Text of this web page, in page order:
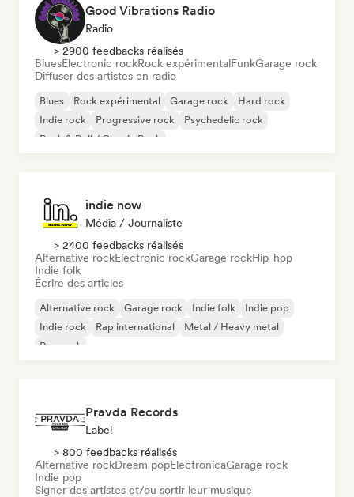
Good Vibrations Radio
Radio
> 2900 feedbacks réalisés
BluesElectronic rockRock expérimentalFunkGarage rock
Diffuser des artistes en radio
Blues Rock expérimental Garage rock
Hard rock
Indie rock
Progressive rock
Psychedelic rock
Rock & Roll / Classic Rock
indie now
Média / Journaliste
> 2400 feedbacks réalisés
Alternative rockElectronic rockGarage rockHip-hop
Indie folk
Écrire des articles
Alternative rock Garage rock Indie folk
Indie pop
Indie rock
Rap international
Metal / Heavy metal
Pop rock
Pravda Records
Label
> 800 feedbacks réalisés
Alternative rockDream popElectronicaGarage rock
Indie pop
Signer des artistes et/ou sortir leur musique